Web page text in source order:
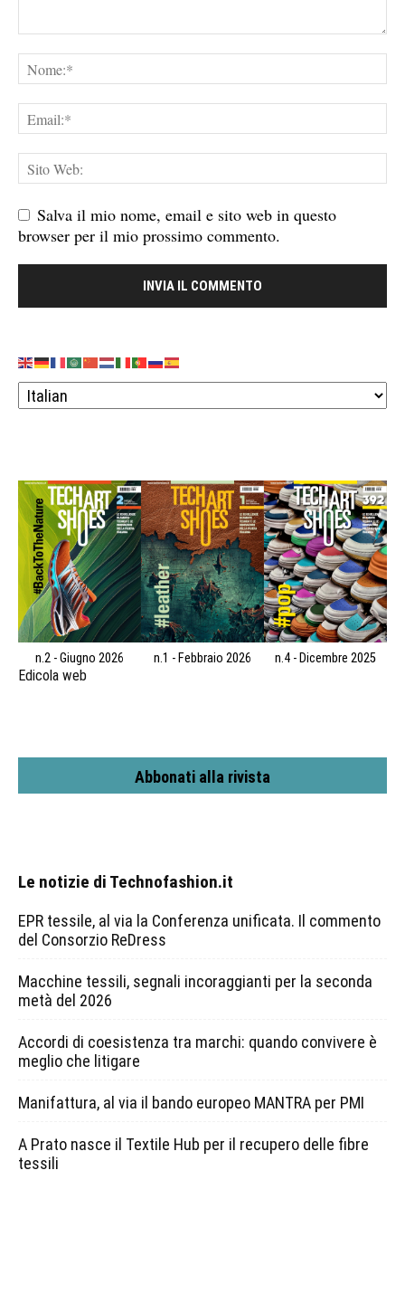
Salva il mio nome, email e sito web in questo
browser per il mio prossimo commento.
n.2 - Giugno 2026 n.1 - Febbraio 2026 n.4 - Dicembre 2025
Edicola web
Abbonati alla rivista
Le notizie di Technofashion.it
EPR tessile, al via la Conferenza unificata. Il commento
del Consorzio ReDress
Macchine tessili, segnali incoraggianti per la seconda
metà del 2026
Accordi di coesistenza tra marchi: quando convivere è
meglio che litigare
Manifattura, al via il bando europeo MANTRA per PMI
A Prato nasce il Textile Hub per il recupero delle fibre
tessili